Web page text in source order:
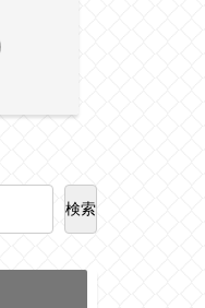
検索